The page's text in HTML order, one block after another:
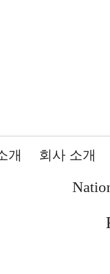
개 회사 소개